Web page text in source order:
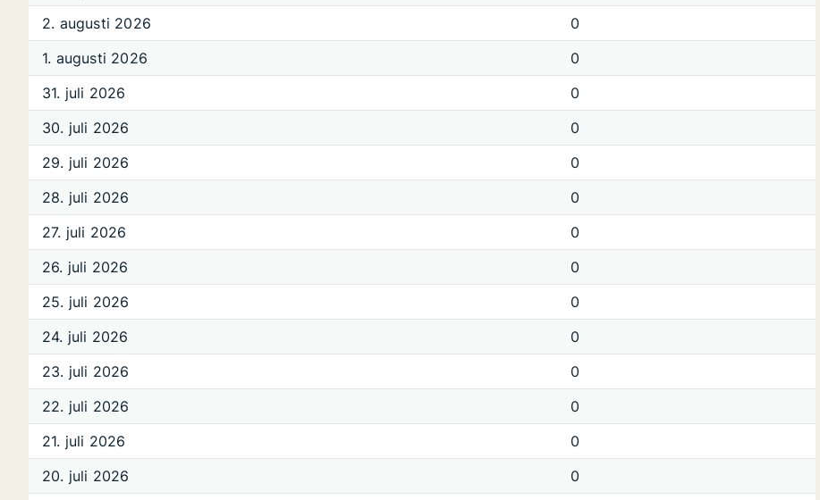
2. augusti 2026
0
1. augusti 2026
0
31. juli 2026
0
30. juli 2026
0
29. juli 2026
0
28. juli 2026
0
27. juli 2026
0
26. juli 2026
0
25. juli 2026
0
24. juli 2026
0
23. juli 2026
0
22. juli 2026
0
21. juli 2026
0
20. juli 2026
0